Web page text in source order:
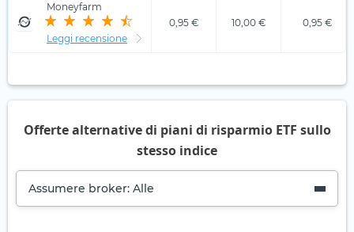
Moneyfarm
Leggi recensione
0,95 € 10,00 € 0,95 €
Offerte alternative di piani di risparmio ETF sullo
stesso indice
Assumere broker: Alle